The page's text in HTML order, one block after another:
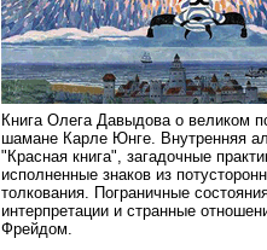
Книга Олега Давыдова о великом
шамане Карле Юнге. Внутренняя
"Красная книга", загадочные
исполненные знаков из
толкования. Пограничные
интерпретации и странные
Фрейдом.